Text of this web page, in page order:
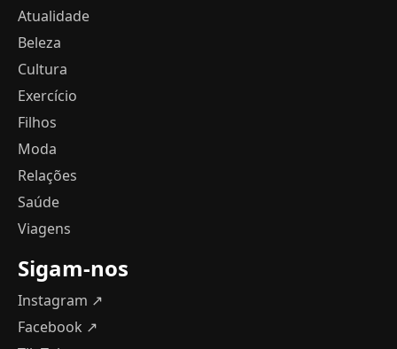
Atualidade
Beleza
Cultura
Exercício
Filhos
Moda
Relações
Saúde
Viagens
Sigam-nos
Instagram ↗
Facebook ↗